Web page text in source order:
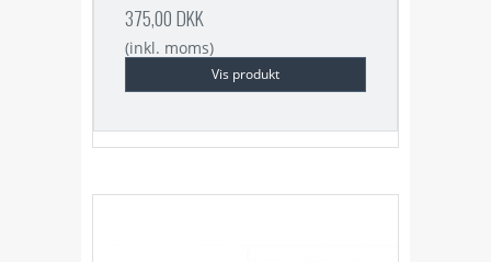
375,00 DKK
(inkl. moms)
Vis produkt